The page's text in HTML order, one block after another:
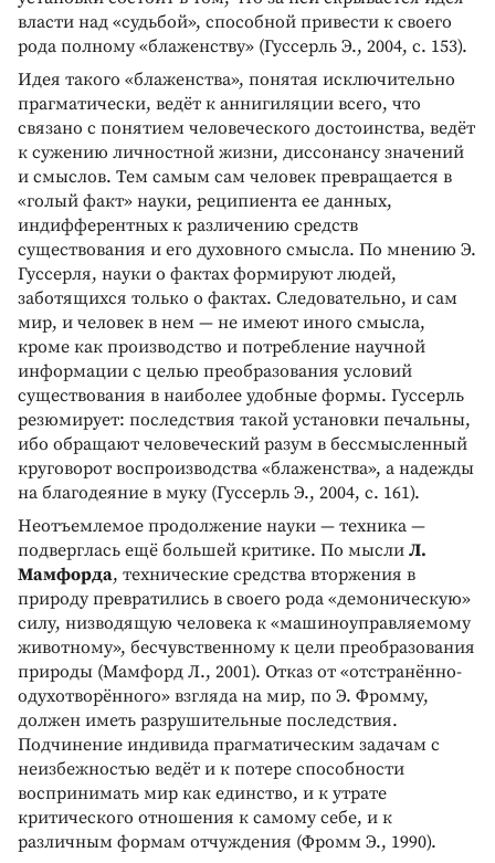
власти над «судьбой», способной привести к своего
рода полному «блаженству» (Гуссерль Э., 2004, с. 153).
Идея такого «блаженства», понятая исключительно
прагматически, ведёт к аннигиляции всего, что
связано с понятием человеческого достоинства, ведёт
к сужению личностной жизни, диссонансу значений
и смыслов. Тем самым сам человек превращается в
«голый факт» науки, реципиента ее данных,
индифферентных к различению средств
существования и его духовного смысла. По мнению Э.
Гуссерля, науки о фактах формируют людей,
заботящихся только о фактах. Следовательно, и сам
мир, и человек в нем — не имеют иного смысла,
кроме как производство и потребление научной
информации с целью преобразования условий
существования в наиболее удобные формы. Гуссерль
резюмирует: последствия такой установки печальны,
ибо обращают человеческий разум в бессмысленный
круговорот воспроизводства «блаженства», а надежды
на благодеяние в муку (Гуссерль Э., 2004, с. 161).
Неотъемлемое продолжение науки — техника —
подверглась ещё большей критике. По мысли Л.
Мамфорда, технические средства вторжения в
природу превратились в своего рода «демоническую»
силу, низводящую человека к «машиноуправляемому
животному», бесчувственному к цели преобразования
природы (Мамфорд Л., 2001). Отказ от «отстранённо-
одухотворённого» взгляда на мир, по Э. Фромму,
должен иметь разрушительные последствия.
Подчинение индивида прагматическим задачам с
неизбежностью ведёт и к потере способности
воспринимать мир как единство, и к утрате
критического отношения к самому себе, и к
различным формам отчуждения (Фромм Э., 1990).